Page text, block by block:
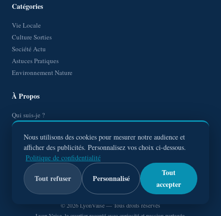
Catégories
Vie Locale
Culture Sorties
Société Actu
Astuces Pratiques
Environnement Nature
À Propos
Qui suis-je ?
Contact
Mentions Légales
Politique de Confidentialité
Plan de site
© 2026 LyonVaise— Tous droits réservés
Nous utilisons des cookies pour mesurer notre audience et
afficher des publicités. Personnalisez vos choix ci-dessous.
Politique de confidentialité
Tout refuser Personnalisé
Tout
accepter